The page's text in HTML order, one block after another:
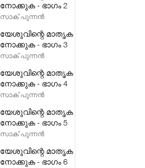
നോക്കുക - ഭാഗം 2
സാക് പുന്നൻ
യേശുവിന്റെ മാതൃക
നോക്കുക - ഭാഗം 3
സാക് പുന്നൻ
യേശുവിന്റെ മാതൃക
നോക്കുക - ഭാഗം 4
സാക് പുന്നൻ
യേശുവിന്റെ മാതൃക
നോക്കുക - ഭാഗം 5
സാക് പുന്നൻ
യേശുവിന്റെ മാതൃക
നോക്കുക - ഭാഗം 6